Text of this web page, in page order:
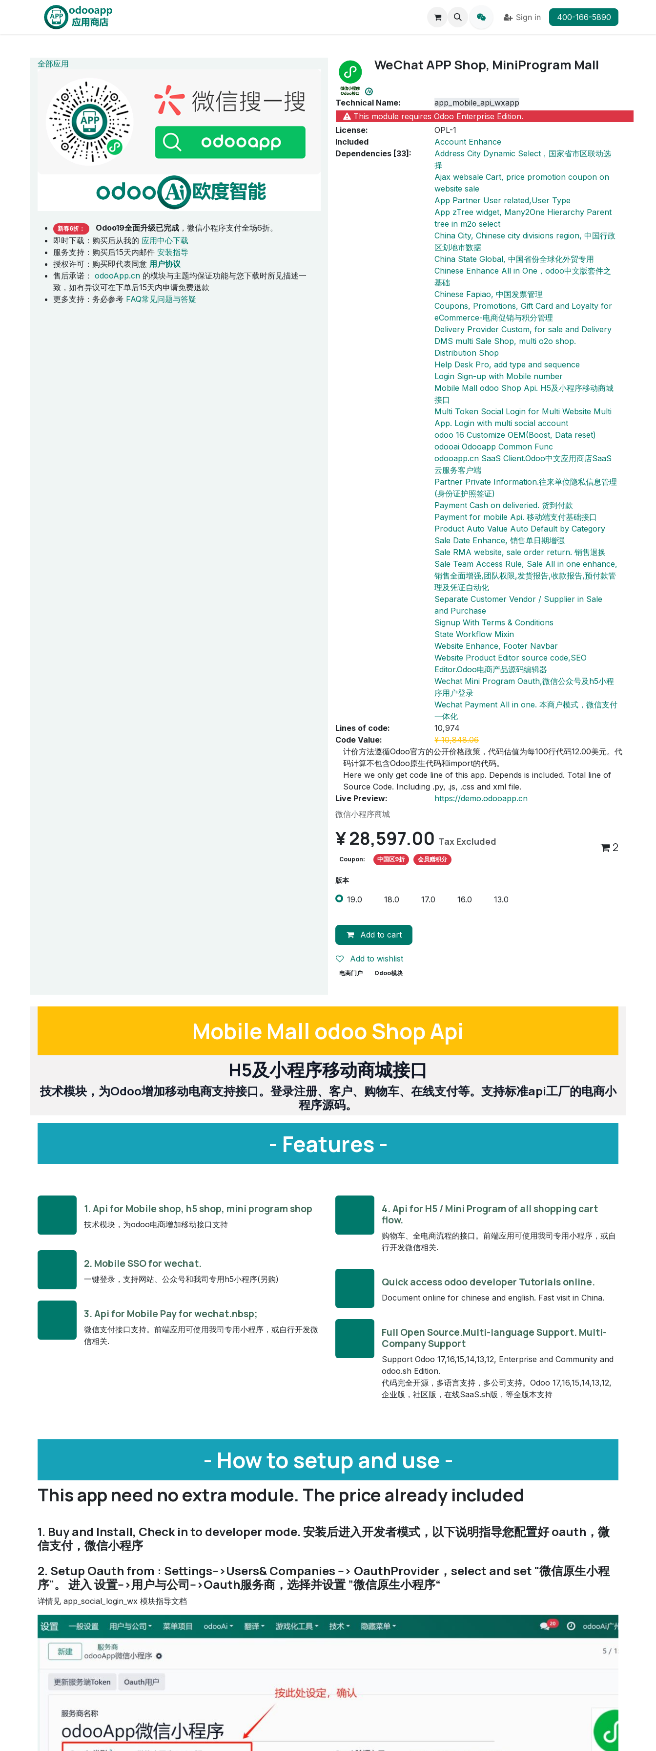
Skip to Content
Sign in 400-166-5890
全部应用
新春6折： Odoo19全面升级已完成 ，微信小程序支付全场6折。
即时下载：购买后从我的 应用中心下载
服务支持：购买后15天内邮件 安装指导
授权许可：购买即代表同意 用户协议
售后承诺： odooApp.cn 的模块与主题均保证功能与您下载时所见描述一
致，如有异议可在下单后15天内申请免费退款
更多支持：务必参考 FAQ常见问题与答疑
WeChat APP Shop, MiniProgram Mall
Technical Name:
app_mobile_api_wxapp
This module requires Odoo Enterprise Edition.
License:
OPL-1
Included
Dependencies [33]:
Account Enhance
Address City Dynamic Select，国家省市区联动选
择
Ajax websale Cart, price promotion coupon on
website sale
App Partner User related,User Type
App zTree widget, Many2One Hierarchy Parent
tree in m2o select
China City, Chinese city divisions region, 中国行政
区划地市数据
China State Global, 中国省份全球化外贸专用
Chinese Enhance All in One，odoo中文版套件之
基础
Chinese Fapiao, 中国发票管理
Coupons, Promotions, Gift Card and Loyalty for
eCommerce-电商促销与积分管理
Delivery Provider Custom, for sale and Delivery
DMS multi Sale Shop, multi o2o shop.
Distribution Shop
Help Desk Pro, add type and sequence
Login Sign-up with Mobile number
Mobile Mall odoo Shop Api. H5及小程序移动商城
接口
Multi Token Social Login for Multi Website Multi
App. Login with multi social account
odoo 16 Customize OEM(Boost, Data reset)
odooai Odooapp Common Func
odooapp.cn SaaS Client.Odoo中文应用商店SaaS
云服务客户端
Partner Private Information.往来单位隐私信息管理
(身份证护照签证)
Payment Cash on deliveried. 货到付款
Payment for mobile Api. 移动端支付基础接口
Product Auto Value Auto Default by Category
Sale Date Enhance, 销售单日期增强
Sale RMA website, sale order return. 销售退换
Sale Team Access Rule, Sale All in one enhance,
销售全面增强,团队权限,发货报告,收款报告,预付款管
理及凭证自动化
Separate Customer Vendor / Supplier in Sale
and Purchase
Signup With Terms & Conditions
State Workflow Mixin
Website Enhance, Footer Navbar
Website Product Editor source code,SEO
Editor.Odoo电商产品源码编辑器
Wechat Mini Program Oauth,微信公众号及h5小程
序用户登录
Wechat Payment All in one. 本商户模式，微信支付
一体化
Lines of code:
10,974
Code Value:
¥10,848.06
计价方法遵循Odoo官方的公开价格政策，代码估值为每100行代码12.00美元。代
码计算不包含Odoo原生代码和import的代码。
Here we only get code line of this app. Depends is included. Total line of
Source Code. Including .py, .js, .css and xml file.
Live Preview:
https://demo.odooapp.cn
微信小程序商城
¥28,597.00 Tax Excluded
Coupon: 中国区9折 会员赠积分
2
版本
19.0 18.0 17.0 16.0 13.0
Add to cart
Add to wishlist
电商门户 Odoo模块
Mobile Mall odoo Shop Api
H5及小程序移动商城接口
技术模块，为Odoo增加移动电商支持接口。登录注册、客户、购物车、在线支付等。支持标准api工厂的电商小
程序源码。
- Features -
1. Api for Mobile shop, h5 shop, mini program shop
技术模块，为odoo电商增加移动接口支持
2. Mobile SSO for wechat.
一键登录，支持网站、公众号和我司专用h5小程序(另购)
3. Api for Mobile Pay for wechat.nbsp;
微信支付接口支持。前端应用可使用我司专用小程序，或自行开发微
信相关.
4. Api for H5 / Mini Program of all shopping cart
flow.
购物车、全电商流程的接口。前端应用可使用我司专用小程序，或自
行开发微信相关.
Quick access odoo developer Tutorials online.
Document online for chinese and english. Fast visit in China.
Full Open Source.Multi-language Support. Multi-
Company Support
Support Odoo 17,16,15,14,13,12, Enterprise and Community and
odoo.sh Edition.
代码完全开源，多语言支持，多公司支持。Odoo 17,16,15,14,13,12,
企业版，社区版，在线SaaS.sh版，等全版本支持
- How to setup and use -
This app need no extra module. The price already included
1. Buy and Install, Check in to developer mode. 安装后进入开发者模式，以下说明指导您配置好 oauth，微
信支付，微信小程序
2. Setup Oauth from : Settings-->Users& Companies --> OauthProvider，select and set "微信原生小程
序"。 进入 设置-->用户与公司-->Oauth服务商，选择并设置 ”微信原生小程序“
详情见 app_social_login_wx 模块指导文档